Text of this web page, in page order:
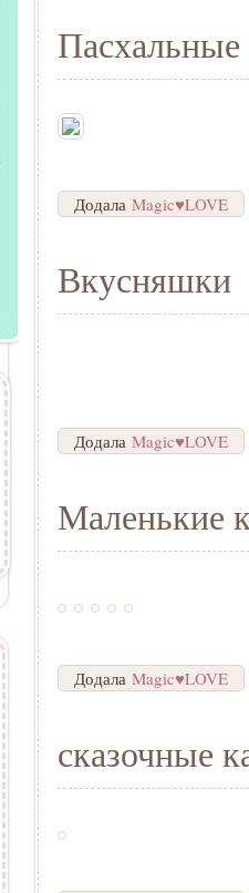
Додала Magic♥LOVE
Вкусняшки
Додала Magic♥LOVE
Маленькие
Додала Magic♥LOVE
сказочные